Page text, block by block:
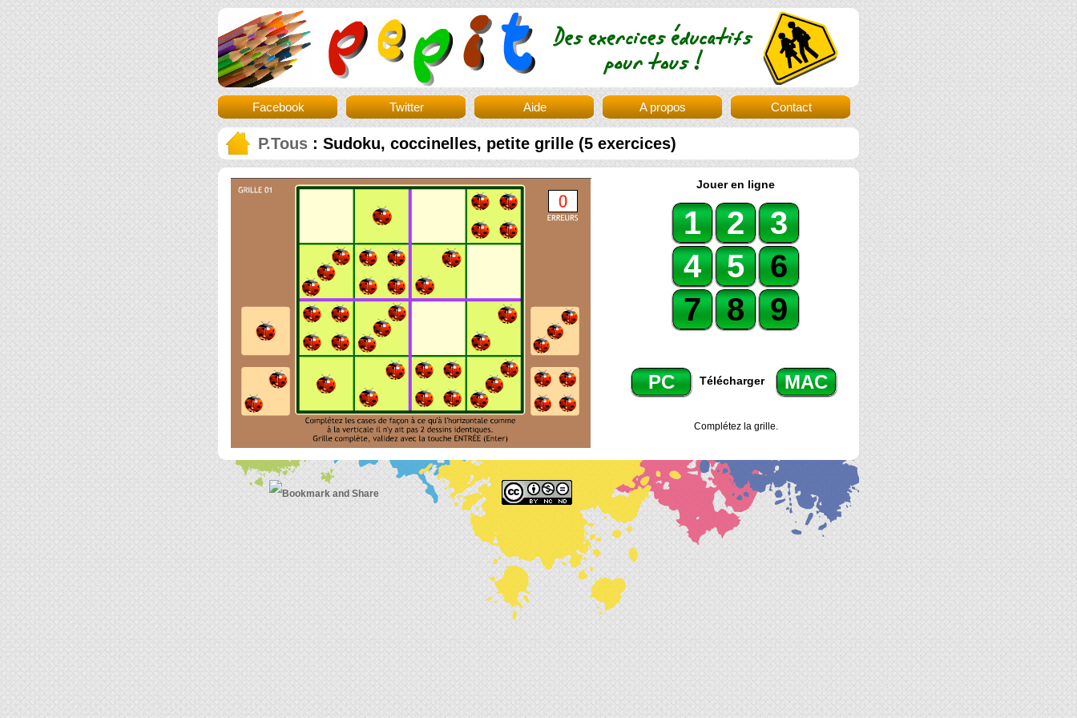
Facebook Twitter Aide A propos Contact
P.Tous : Sudoku, coccinelles, petite grille (5 exercices)
Jouer en ligne
1 2
3
4
5
6
7
8 9
PC Télécharger MAC
Complétez la grille.